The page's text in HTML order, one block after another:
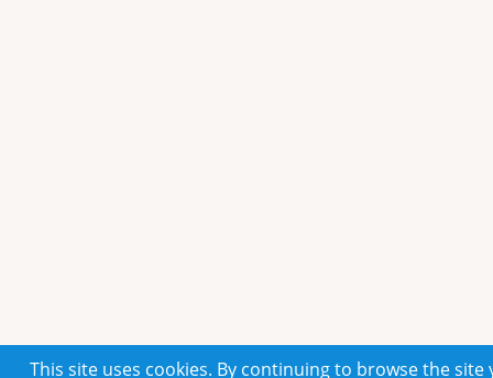
This site uses cookies. By continuing to browse the site